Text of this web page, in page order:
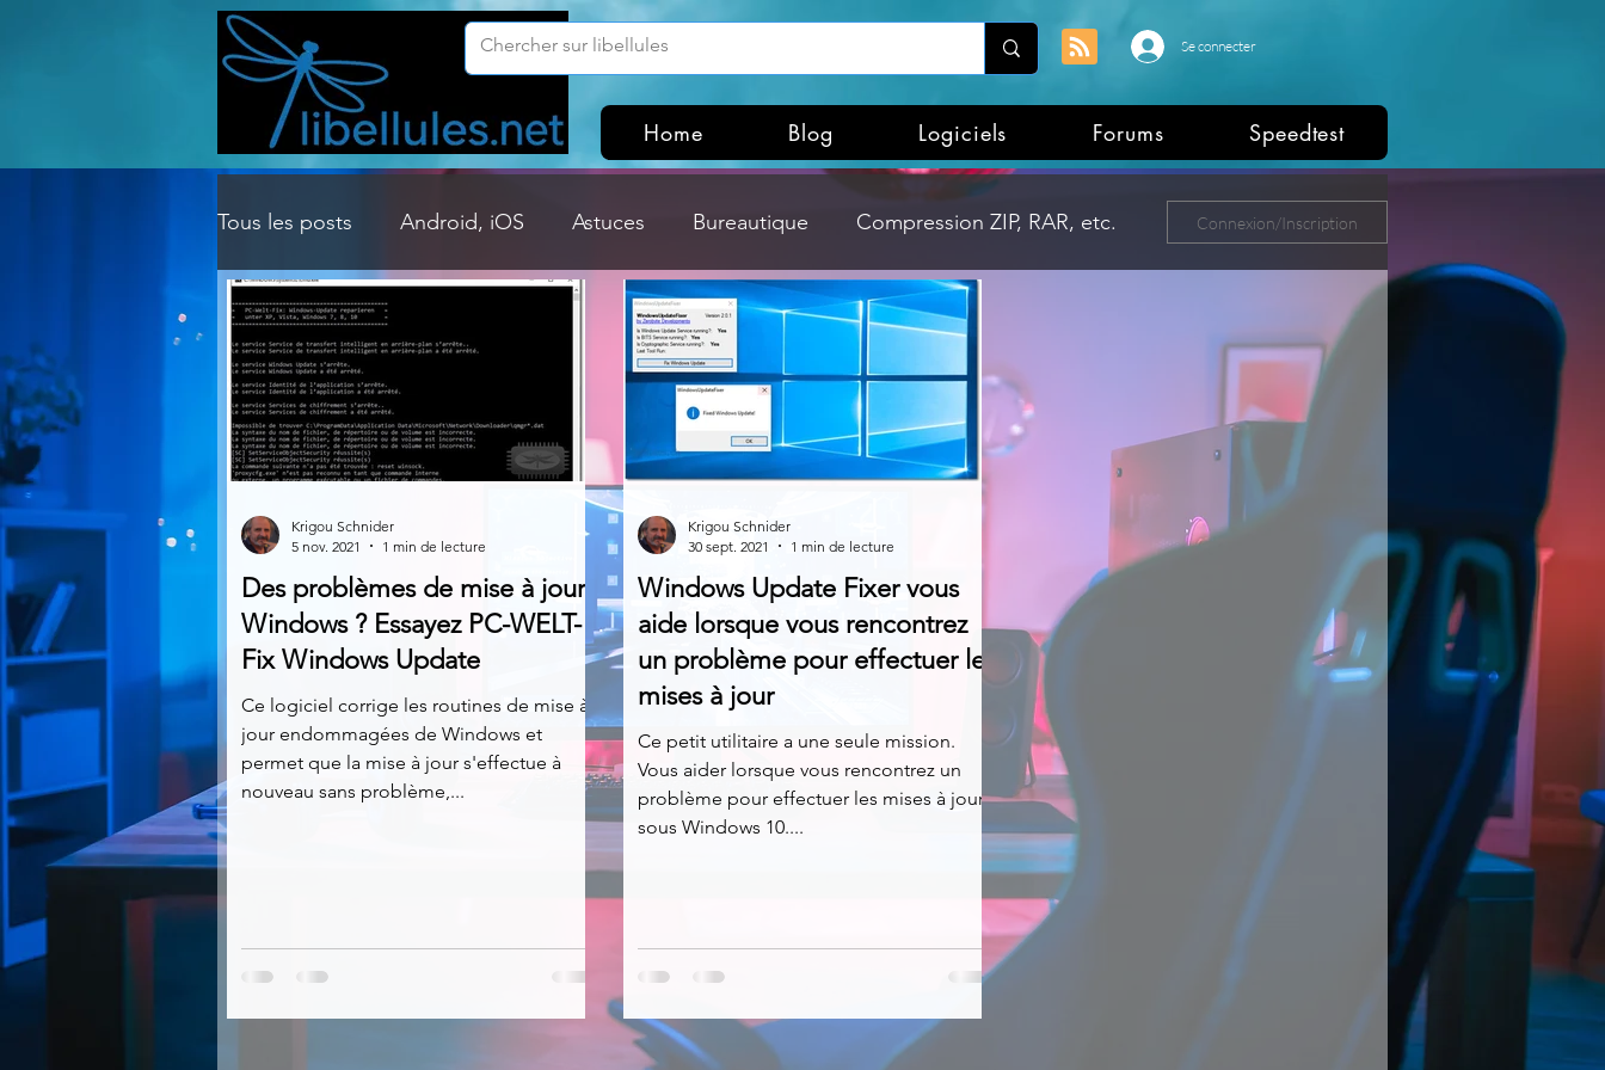
Se connecter
Home Blog Logiciels Forums Speedtest
Tous les posts Android, iOS Astuces Bureautique Compression ZIP, RAR, etc.
Customisation Windows Dossier Windows Explorateurs de fichiers
Gestion Système Hardware Internet
Linux Mises à jour
Multimedia Navigateurs News Nirsoft Occupation disque
Photographie Réseaux Réseaux sociaux Services en ligne
Video Logiciels les plus recherchés
Connexion/Inscription
Des problèmes de mise à jour
Windows ? Essayez PC-WELT-
Fix Windows Update
Ce logiciel corrige les routines de mise à
jour endommagées de Windows et
permet que la mise à jour s'effectue à
nouveau sans problème,...
Krigou Schnider
5 nov. 2021
1 min de lecture
Windows Update Fixer vous
aide lorsque vous rencontrez
un problème pour effectuer les
mises à jour
Ce petit utilitaire a une seule mission.
Vous aider lorsque vous rencontrez un
problème pour effectuer les mises à jour
sous Windows 10....
Krigou Schnider
30 sept. 2021
1 min de lecture